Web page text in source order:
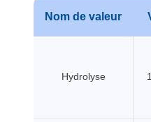
Nom de valeur
Hydrolyse